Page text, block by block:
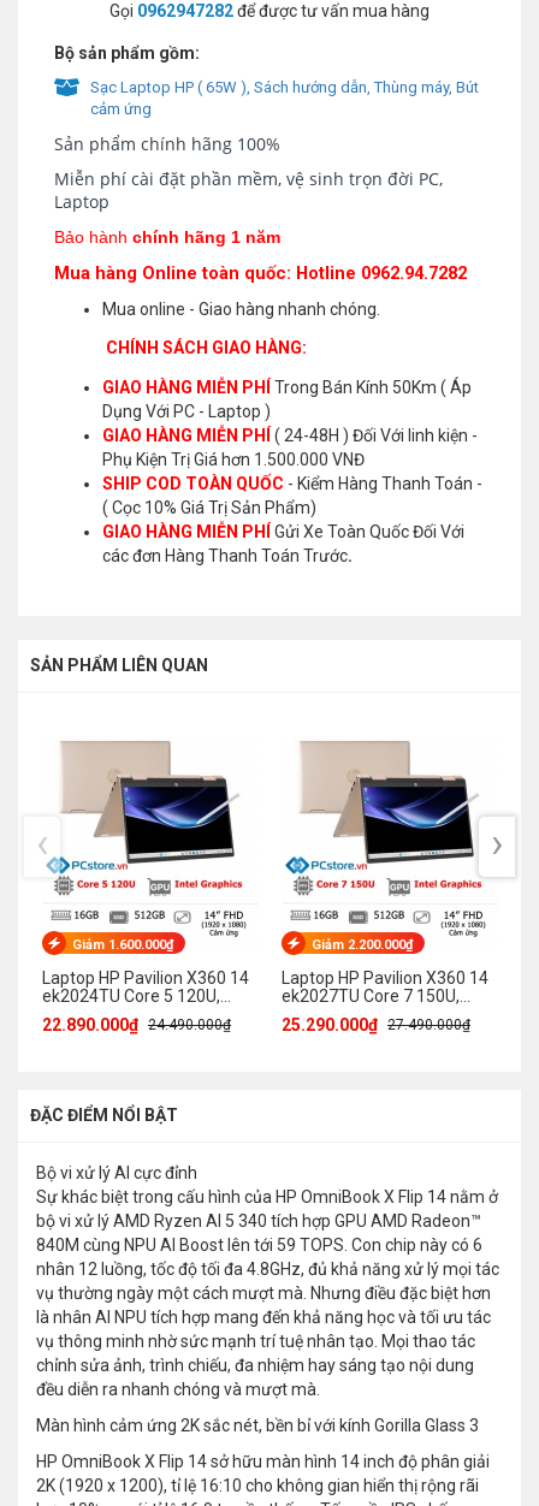
Gọi 0962947282để được tư vấn mua hàng
Bộ sản phẩm gồm:
Sạc Laptop HP ( 65W ), Sách hướng dẫn, Thùng máy, Bút
cảm ứng
Sản phẩm chính hãng 100%
Miễn phí cài đặt phần mềm, vệ sinh trọn đời PC,
Laptop
Bảo hành chính hãng 1 năm
Mua hàng Online toàn quốc: Hotline 0962.94.7282
Mua online - Giao hàng nhanh chóng.
CHÍNH SÁCH GIAO HÀNG:
GIAO HÀNG MIỄN PHÍ
Trong Bán Kính 50Km ( Áp
Dụng Với PC - Laptop )
GIAO HÀNG MIỄN PHÍ
( 24-48H ) Đối Với linh kiện -
Phụ Kiện Trị Giá hơn 1.500.000 VNĐ
SHIP COD TOÀN QUỐC - Kiểm Hàng Thanh Toán -
( Cọc 10% Giá Trị Sản Phẩm)
GIAO HÀNG MIỄN PHÍ
Gửi Xe Toàn Quốc Đối Với
các đơn Hàng Thanh Toán Trước.
SẢN PHẨM LIÊN QUAN
Giảm 1.600.000₫
Laptop HP Pavilion X360 14
ek2024TU Core 5 120U,
16GB, 512GB, Full HD, Cảm
ứng
22.890.000₫ 24.490.000₫
Giảm 2.200.000₫
Laptop HP Pavilion X360 14
ek2027TU Core 7 150U,
16GB, 512GB, Full HD, Cảm
ứng
25.290.000₫ 27.490.000₫
‹ ›
ĐẶC ĐIỂM NỔI BẬT
Bộ vi xử lý AI cực đỉnh
Sự khác biệt trong cấu hình của HP OmniBook X Flip 14 nằm ở
bộ vi xử lý AMD Ryzen AI 5 340 tích hợp GPU AMD Radeon™
840M cùng NPU AI Boost lên tới 59 TOPS. Con chip này có 6
nhân 12 luồng, tốc độ tối đa 4.8GHz, đủ khả năng xử lý mọi tác
vụ thường ngày một cách mượt mà. Nhưng điều đặc biệt hơn
là nhân AI NPU tích hợp mang đến khả năng học và tối ưu tác
vụ thông minh nhờ sức mạnh trí tuệ nhân tạo. Mọi thao tác
chỉnh sửa ảnh, trình chiếu, đa nhiệm hay sáng tạo nội dung
đều diễn ra nhanh chóng và mượt mà.
Màn hình cảm ứng 2K sắc nét, bền bỉ với kính Gorilla Glass 3
HP OmniBook X Flip 14 sở hữu màn hình 14 inch độ phân giải
2K (1920 x 1200), tỉ lệ 16:10 cho không gian hiển thị rộng rãi